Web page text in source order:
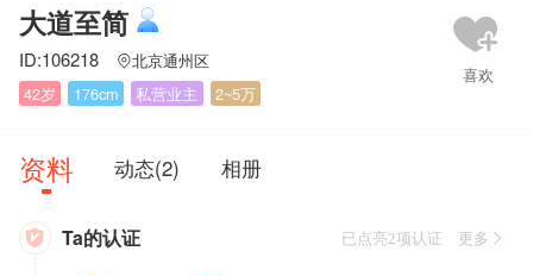
大道至简
ID:106218 北京通州区
42岁
176cm 私营业主 2~5万
资料 动态(2) 相册
 Ta的认证 已点亮2项认证 更多